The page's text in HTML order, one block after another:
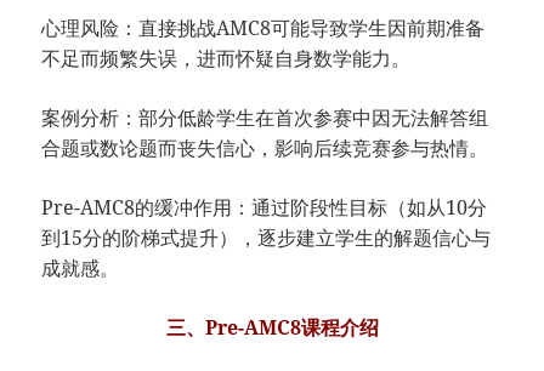
心理风险：直接挑战AMC8可能导致学生因前期准备
不足而频繁失误，进而怀疑自身数学能力。
案例分析：部分低龄学生在首次参赛中因无法解答组
合题或数论题而丧失信心，影响后续竞赛参与热情。
Pre-AMC8的缓冲作用：通过阶段性目标（如从10分
到15分的阶梯式提升），逐步建立学生的解题信心与
成就感。
三、Pre-AMC8课程介绍